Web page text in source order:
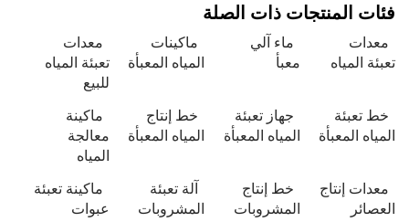
المنتجات ذات الصلة
المياه
ماء آلي
معبأ
ماكينات
المياه المعبأة
تعبئة المياه
المعبأة
جهاز تعبئة
المياه المعبأة
خط إنتاج
المياه المعبأة
معالجة
إنتاج
خط إنتاج
المشروبات
آلة تعبئة
المشروبات
ماكينة تعبئة
عبوات